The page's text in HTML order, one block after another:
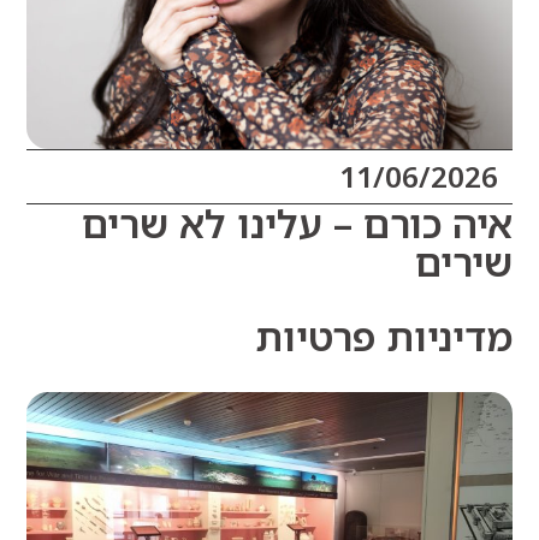
11/06/
כורם – עלינו לא שרים
פרטיות